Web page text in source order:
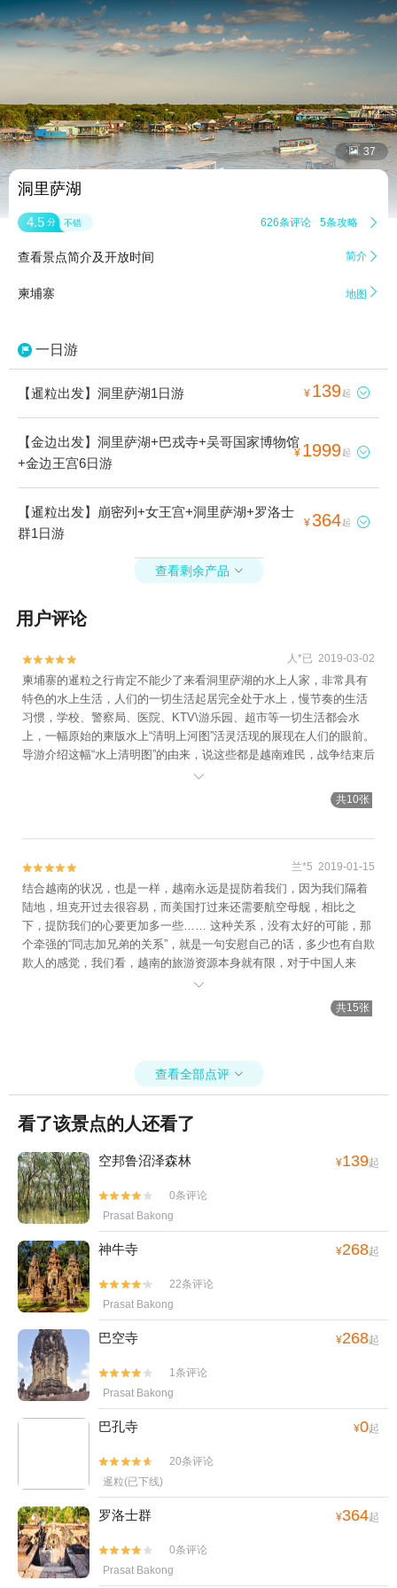
 37
洞里萨湖
4.5 分 不错 626条评论 5条攻略 
查看景点简介及开放时间 简介 
柬埔寨 地图 
一日游
【暹粒出发】洞里萨湖1日游 ¥ 139起 
【金边出发】洞里萨湖+巴戎寺+吴哥国家博物馆
+金边王宫6日游
¥ 1999起 
【暹粒出发】崩密列+女王宫+洞里萨湖+罗洛士
群1日游
¥364起 
查看剩余产品 
用户评论

 人*已 2019-03-02
柬埔寨的暹粒之行肯定不能少了来看洞里萨湖的水上人家，非常具有
特色的水上生活，人们的一切生活起居完全处于水上，慢节奏的生活
习惯，学校、警察局、医院、KTV\游乐园、超市等一切生活都会水
上，一幅原始的柬版水上“清明上河图”活灵活现的展现在人们的眼前。
导游介绍这幅“水上清明图”的由来，说这些都是越南难民，战争结束后
无法回祖国，只能在这洞里萨湖维持着生活，在这洞里萨湖久而久之
的形成了另外一道美丽的风景线，柬埔寨人开发出这水上生活图为景
区，把福利让给居民。 刚好我们来的时候是傍晚，看到他们在水上的
矗立在水面，看到纯朴的村民有的在撒网捕鱼、女人们有的在洗碗、
有的洗衣服、洗菜煮饭、有的在喂宝宝、还看到有条小船满载货物商
品一路叫卖，孩子们在船边嬉戏游玩、有的划着小船在接游客观赏、
有的好奇的在自家看着水上来来往往的游人，看到这里水上的房子大
部份都十分破旧，摇摇欲坠，都好怕风来了会被刮坏掉。 这里警察
局，黄色的建筑很显眼，状观又漂亮。 这里是教堂，以兰色居调区分
鱼、莽蛇等，还有特产可带，在这里休息观赏到水上人家的生活特

共10张

 兰*5 2019-01-15
结合越南的状况，也是一样，越南永远是提防着我们，因为我们隔着
陆地，坦克开过去很容易，而美国打过来还需要航空母舰，相比之
下，提防我们的心要更加多一些…… 这种关系，没有太好的可能，那
个牵强的“同志加兄弟的关系”，就是一句安慰自己的话，多少也有自欺
欺人的感觉，我们看，越南的旅游资源本身就有限，对于中国人来
说，这个国家的旅游前景不容乐观，恐怕没有太好的前景……

共15张
查看全部点评 
看了该景点的人还看了
空邦鲁沼泽森林 ¥139起


0条评论
Prasat Bakong
神牛寺 ¥268起


22条评论
Prasat Bakong
巴空寺 ¥268起


1条评论
Prasat Bakong
巴孔寺 ¥0起


20条评论
暹粒(已下线)
罗洛士群 ¥364起


0条评论
Prasat Bakong
